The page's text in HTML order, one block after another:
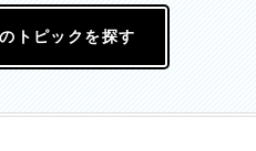
トピックを探す